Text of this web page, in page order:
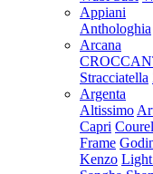
Appiani
Anthologhia
Arcana
Stracciatella
Argenta
Altissimo
Capri Courel
Frame
Kenzo Light